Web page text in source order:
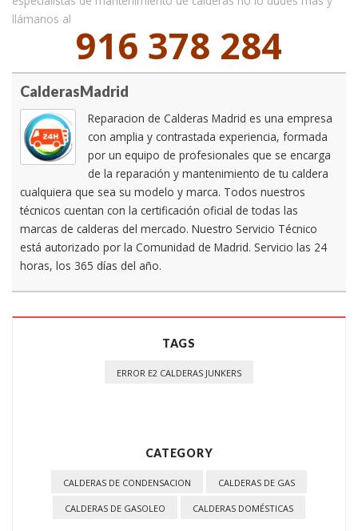
llámanos al
916 378 284
CalderasMadrid
Reparacion de Calderas Madrid es una empresa
con amplia y contrastada experiencia, formada
por un equipo de profesionales que se encarga
de la reparación y mantenimiento de tu caldera
cualquiera que sea su modelo y marca. Todos nuestros
técnicos cuentan con la certificación oficial de todas las
marcas de calderas del mercado. Nuestro Servicio Técnico
está autorizado por la Comunidad de Madrid. Servicio las 24
horas, los 365 días del año.
TAGS
ERROR E2 CALDERAS JUNKERS
CATEGORY
CALDERAS DE CONDENSACION CALDERAS DE GAS
CALDERAS DE GASOLEO CALDERAS DOMÉSTICAS